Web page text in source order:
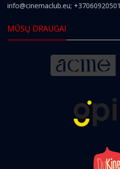
info@cinemaclub.eu; +37060920501
MŪSŲ DRAUGAI